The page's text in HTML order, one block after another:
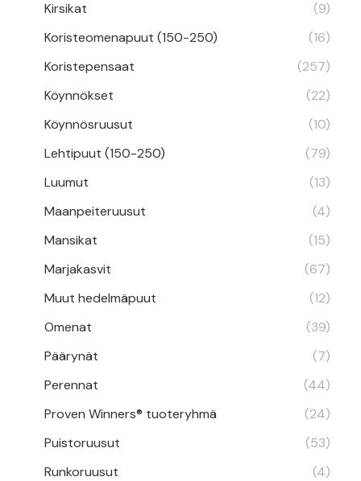
Kirsikat
(9)
Koristeomenapuut (150-250)
(16)
Koristepensaat
(257)
Köynnökset
(22)
Köynnösruusut
(10)
Lehtipuut (150-250)
(79)
Luumut
(13)
Maanpeiteruusut
(4)
Mansikat
(15)
Marjakasvit
(67)
Muut hedelmäpuut
(12)
Omenat
(39)
Päärynät
(7)
Perennat
(44)
Proven Winners® tuoteryhmä
(24)
Puistoruusut
(53)
Runkoruusut
(4)